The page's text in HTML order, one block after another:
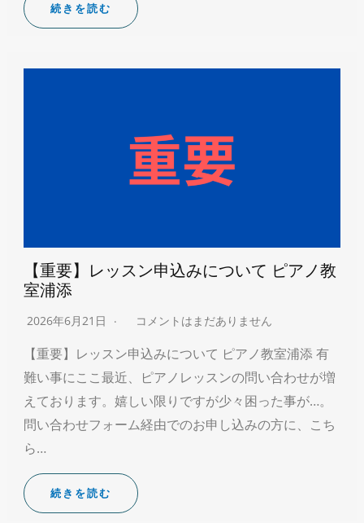
続きを読む
【重要】レッスン申込みについて ピアノ教
室浦添
2026年6月21日 コメントはまだありません
【重要】レッスン申込みについて ピアノ教室浦添 有
難い事にここ最近、ピアノレッスンの問い合わせが増
えております。嬉しい限りですが少々困った事が…。
問い合わせフォーム経由でのお申し込みの方に、こち
ら…
続きを読む